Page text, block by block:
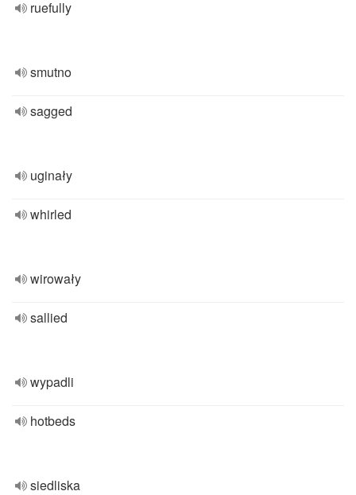
ruefully
smutno
sagged
uginały
whirled
wirowały
sallied
wypadli
hotbeds
siedliska